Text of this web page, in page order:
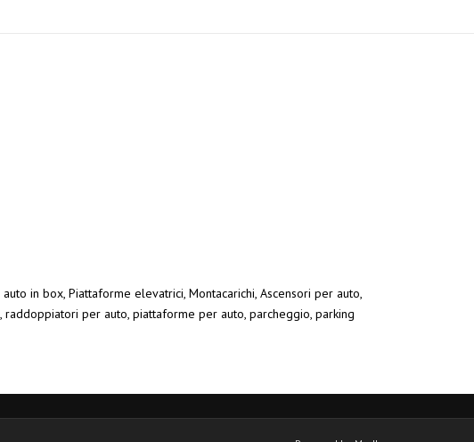
in box, Piattaforme elevatrici, Montacarichi, Ascensori per auto,
per auto, piattaforme per auto, parcheggio, parking